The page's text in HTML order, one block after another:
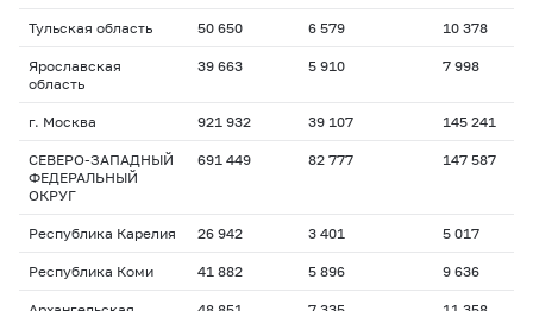
Тульская область 50 650 6 579 10 378
Ярославская
область
39 663 5 910 7 998
г. Москва 921 932 39 107 145 241
СЕВЕРО-ЗАПАДНЫЙ
ФЕДЕРАЛЬНЫЙ
ОКРУГ
691 449 82 777 147 587
Республика Карелия 26 942 3 401 5 017
Республика Коми 41 882 5 896 9 636